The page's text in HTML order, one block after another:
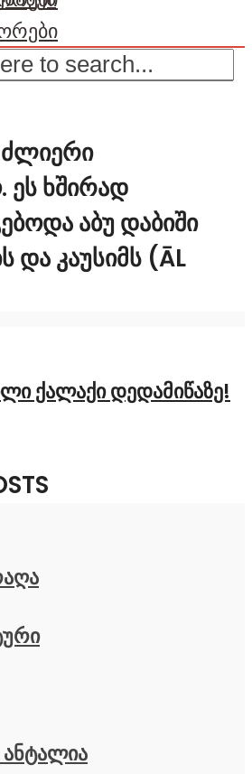
ᲫᲚᲘᲔᲠᲘ
ᲔᲡ ᲮᲨᲘᲠᲐᲓ
ᲐᲑᲣ ᲓᲐᲑᲘᲨᲘ
ᲓᲐ ᲙᲐᲣᲡᲘᲛᲡ (ĀL
ქალაქი დედამიწაზე!